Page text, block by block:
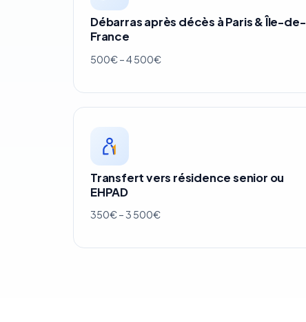
Débarras après décès à Paris & Île-de-
France
500€ – 4 500€
Transfert vers résidence senior ou
EHPAD
350€ – 3 500€